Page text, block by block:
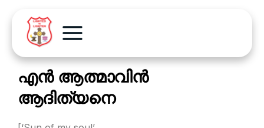
എന്‍ ആത്മാവിന്‍
ആദിത്യനെ